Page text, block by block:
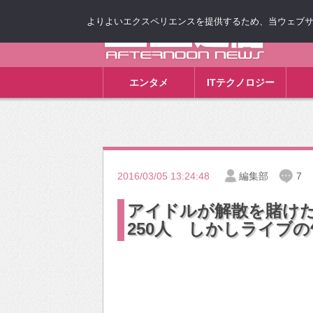
エンタメ ITテクノロジー
2016/03/05 13:24:48 編集部 7
アイドルが解散を賭け
250人 しかしライブの
よりよいエクスペリエンスを提供するため、当ウェ